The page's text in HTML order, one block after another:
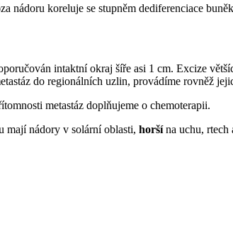
nádoru koreluje se stupněm dediferenciace
intaktní okraj šíře asi 1 cm. Excize
do regionálních uzlin, provádíme rovněž
metastáz doplňujeme o chemoterapii.
mají nádory v solární oblasti, horšína uchu,